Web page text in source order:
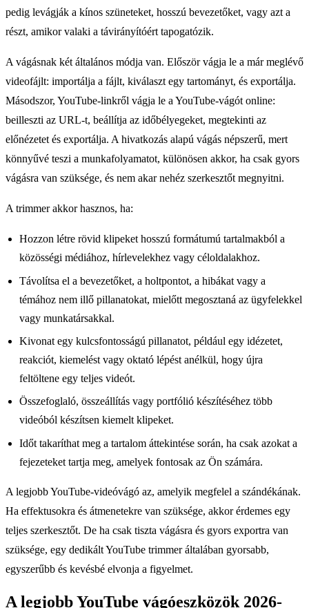
pedig levágják a kínos szüneteket, hosszú bevezetőket, vagy azt a
részt, amikor valaki a távirányítóért tapogatózik.
A vágásnak két általános módja van. Először vágja le a már meglévő
videofájlt: importálja a fájlt, kiválaszt egy tartományt, és exportálja.
Másodszor, YouTube-linkről vágja le a YouTube-vágót online:
beilleszti az URL-t, beállítja az időbélyegeket, megtekinti az
előnézetet és exportálja. A hivatkozás alapú vágás népszerű, mert
könnyűvé teszi a munkafolyamatot, különösen akkor, ha csak gyors
vágásra van szüksége, és nem akar nehéz szerkesztőt megnyitni.
A trimmer akkor hasznos, ha:
Hozzon létre rövid klipeket hosszú formátumú tartalmakból a
közösségi médiához, hírlevelekhez vagy céloldalakhoz.
Távolítsa el a bevezetőket, a holtpontot, a hibákat vagy a
témához nem illő pillanatokat, mielőtt megosztaná az ügyfelekkel
vagy munkatársakkal.
Kivonat egy kulcsfontosságú pillanatot, például egy idézetet,
reakciót, kiemelést vagy oktató lépést anélkül, hogy újra
feltöltene egy teljes videót.
Összefoglaló, összeállítás vagy portfólió készítéséhez több
videóból készítsen kiemelt klipeket.
Időt takaríthat meg a tartalom áttekintése során, ha csak azokat a
fejezeteket tartja meg, amelyek fontosak az Ön számára.
A legjobb YouTube-videóvágó az, amelyik megfelel a szándékának.
Ha effektusokra és átmenetekre van szüksége, akkor érdemes egy
teljes szerkesztőt. De ha csak tiszta vágásra és gyors exportra van
szüksége, egy dedikált YouTube trimmer általában gyorsabb,
egyszerűbb és kevésbé elvonja a figyelmet.
A legjobb YouTube vágóeszközök 2026-